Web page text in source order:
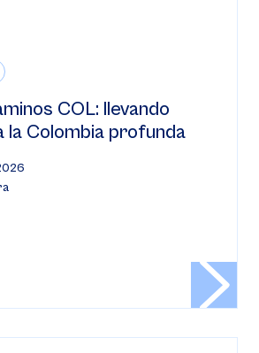
COL: llevando
la Colombia profunda